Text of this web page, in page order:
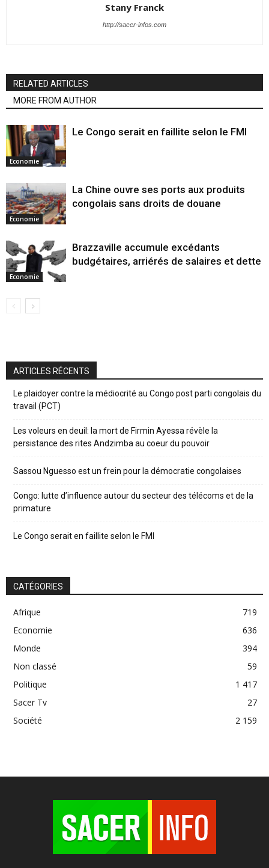
Stany Franck
http://sacer-infos.com
RELATED ARTICLES
MORE FROM AUTHOR
Economie
Le Congo serait en faillite selon le FMI
Economie
La Chine ouvre ses ports aux produits
congolais sans droits de douane
Economie
Brazzaville accumule excédants
budgétaires, arriérés de salaires et dette
ARTICLES RÉCENTS
Le plaidoyer contre la médiocrité au Congo post parti congolais du
travail (PCT)
Les voleurs en deuil: la mort de Firmin Ayessa révèle la
persistance des rites Andzimba au coeur du pouvoir
Sassou Nguesso est un frein pour la démocratie congolaises
Congo: lutte d’influence autour du secteur des télécoms et de la
primature
Le Congo serait en faillite selon le FMI
CATÉGORIES
Afrique
719
Economie
636
Monde
394
Non classé
59
Politique
1 417
Sacer Tv
27
Société
2 159